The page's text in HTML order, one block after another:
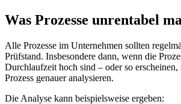
Was Prozesse unrentabel
Alle Prozesse im Unternehmen sollten
Prüfstand. Insbesondere dann, wenn die
Durchlaufzeit hoch sind – oder so erscheinen,
Prozess genauer analysieren.
Die Analyse kann beispielsweise ergeben: